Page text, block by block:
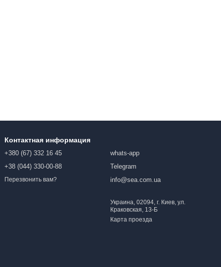
Контактная информация
+380 (67) 332 16 45
+38 (044) 330-00-88
Перезвонить вам?
whats-app
Telegram
info@sea.com.ua
Украина, 02094, г. Киев, ул.
Краковская, 13-Б
Карта проезда